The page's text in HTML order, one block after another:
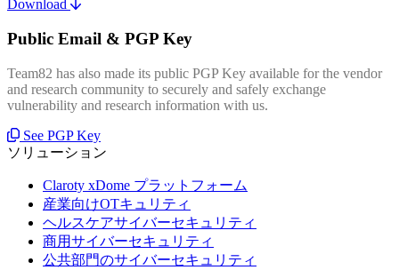
Download
Public Email & PGP Key
Team82 has also made its public PGP Key available for the vendor
and research community to securely and safely exchange
vulnerability and research information with us.
See PGP Key
ソリューション
Claroty xDome プラットフォーム
産業向けOTキュリティ
ヘルスケアサイバーセキュリティ
商用サイバーセキュリティ
公共部門のサイバーセキュリティ